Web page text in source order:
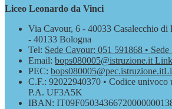
Liceo Leonardo da Vinci
Via Cavour, 6 - 40033 Casalecchio di
- 40133 Bologna
Tel: Sede Cavour: 051 591868 •
Email: bops080005@istruzione.it
PEC: bops080005@pec.istruzione.it
C.F.: 92022940370 • Codice univoco
P.A. UF3A5K
IBAN: